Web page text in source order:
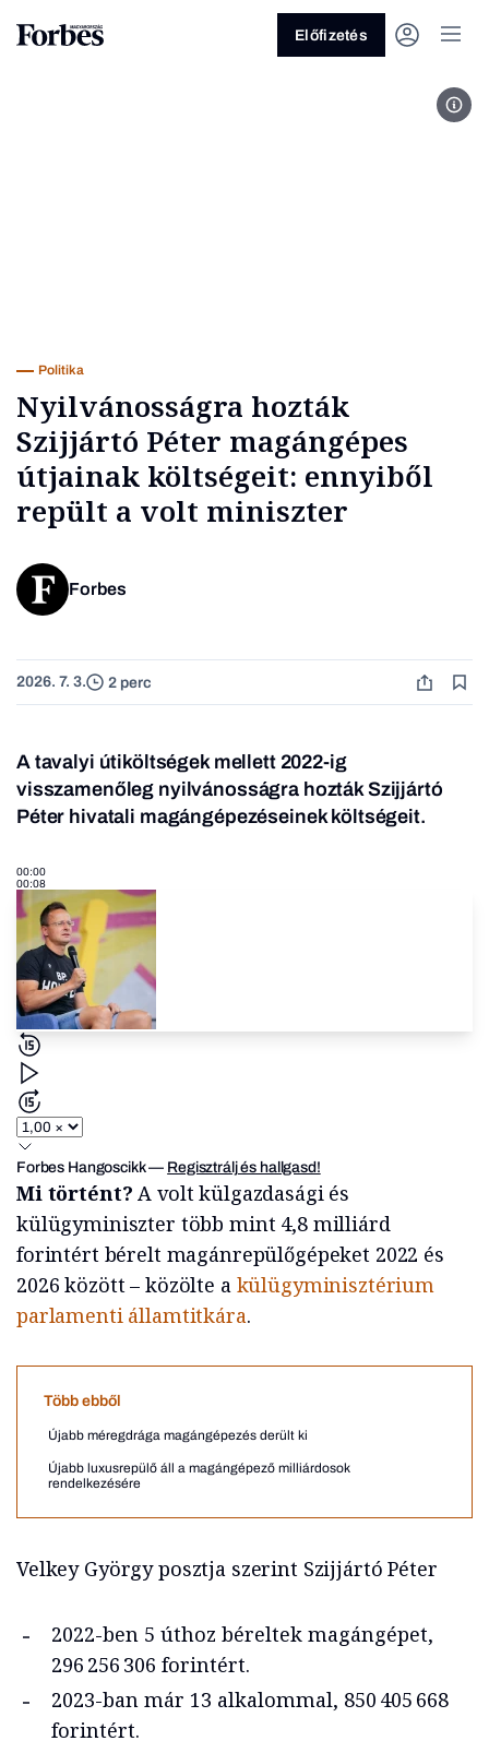
Előfizetés
Politika
Nyilvánosságra hozták
Szijjártó Péter magángépes
útjainak költségeit: ennyiből
repült a volt miniszter
Forbes
2026. 7. 3. 2 perc
A tavalyi útiköltségek mellett 2022-ig
visszamenőleg nyilvánosságra hozták Szijjártó
Péter hivatali magángépezéseinek költségeit.
00:00
00:08
Forbes Hangoscikk— Regisztrálj és hallgasd!
Mi történt? A volt külgazdasági és
külügyminiszter több mint 4,8 milliárd
forintért bérelt magánrepülőgépeket 2022 és
2026 között – közölte a külügyminisztérium
parlamenti államtitkára.
Több ebből
Újabb méregdrága magángépezés derült ki
Újabb luxusrepülő áll a magángépező milliárdosok
rendelkezésére
Velkey György posztja szerint Szijjártó Péter
2022-ben 5 úthoz béreltek magángépet,
296 256 306 forintért.
2023-ban már 13 alkalommal, 850 405 668
forintért.